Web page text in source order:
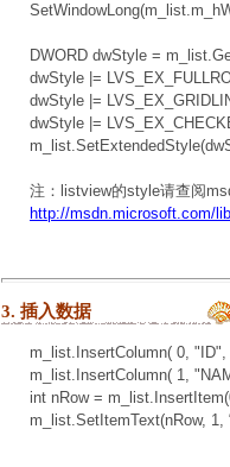
DWORD dwStyle =
dwStyle |=
dwStyle |=
dwStyle |=
注：listview的style请查阅
http://msdn.microsoft.com/
3. 插入数据
m_list.InsertColumn( 0, "ID",
m_list.InsertColumn( 1,
int nRow =
m_list.SetItemText(nRow, 1,